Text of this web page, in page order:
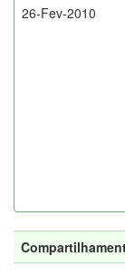
26-Fev-2010